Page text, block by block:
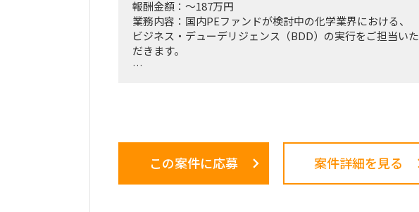
報酬金額：～187万円
業務内容：国内PEファンドが検討中の化学業界における、
ビジネス・デューデリジェンス（BDD）の実行をご担当いた
だきます。
（スキル・経験に応じ）財務・事業モデリングの作成または
各種報告資料（DDレポート）の作成
この案件に応募 案件詳細を見る